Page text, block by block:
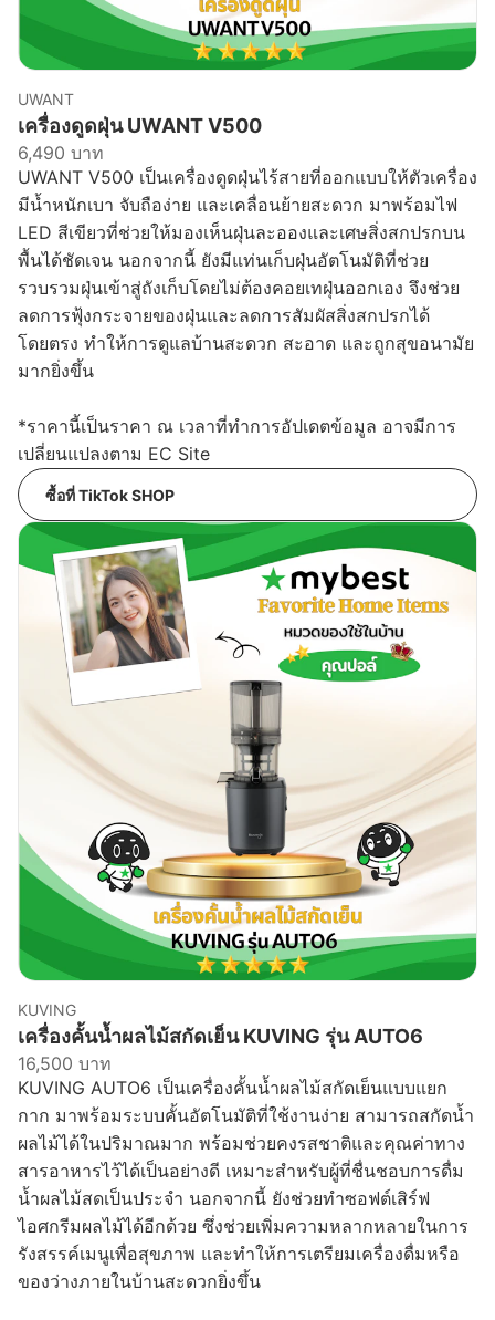
UWANT
เครื่องดูดฝุ่น UWANT V500
6,490 บาท
UWANT V500 เป็นเครื่องดูดฝุ่นไร้สายที่ออกแบบให้ตัวเครื่อง
มีน้ำหนักเบา จับถือง่าย และเคลื่อนย้ายสะดวก มาพร้อมไฟ
LED สีเขียวที่ช่วยให้มองเห็นฝุ่นละอองและเศษสิ่งสกปรกบน
พื้นได้ชัดเจน นอกจากนี้ ยังมีแท่นเก็บฝุ่นอัตโนมัติที่ช่วย
รวบรวมฝุ่นเข้าสู่ถังเก็บโดยไม่ต้องคอยเทฝุ่นออกเอง จึงช่วย
ลดการฟุ้งกระจายของฝุ่นและลดการสัมผัสสิ่งสกปรกได้
โดยตรง ทำให้การดูแลบ้านสะดวก สะอาด และถูกสุขอนามัย
มากยิ่งขึ้น
*ราคานี้เป็นราคา ณ เวลาที่ทำการอัปเดตข้อมูล อาจมีการ
เปลี่ยนแปลงตาม EC Site
ซื้อที่ TikTok SHOP
KUVING
เครื่องคั้นน้ำผลไม้สกัดเย็น KUVING รุ่น AUTO6
16,500 บาท
KUVING AUTO6 เป็นเครื่องคั้นน้ำผลไม้สกัดเย็นแบบแยก
กาก มาพร้อมระบบคั้นอัตโนมัติที่ใช้งานง่าย สามารถสกัดน้ำ
ผลไม้ได้ในปริมาณมาก พร้อมช่วยคงรสชาติและคุณค่าทาง
สารอาหารไว้ได้เป็นอย่างดี เหมาะสำหรับผู้ที่ชื่นชอบการดื่ม
น้ำผลไม้สดเป็นประจำ นอกจากนี้ ยังช่วยทำซอฟต์เสิร์ฟ
ไอศกรีมผลไม้ได้อีกด้วย ซึ่งช่วยเพิ่มความหลากหลายในการ
รังสรรค์เมนูเพื่อสุขภาพ และทำให้การเตรียมเครื่องดื่มหรือ
ของว่างภายในบ้านสะดวกยิ่งขึ้น